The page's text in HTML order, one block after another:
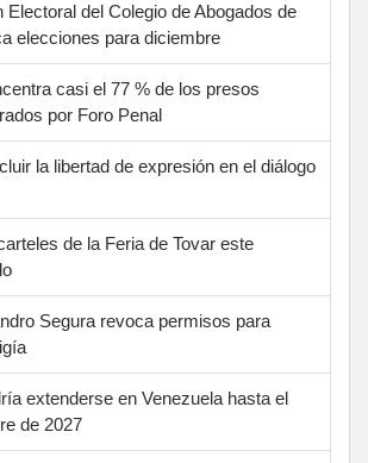
Electoral del Colegio de Abogados de
elecciones para diciembre
casi el 77 % de los presos
por Foro Penal
la libertad de expresión en el diálogo
de la Feria de Tovar este
Segura revoca permisos para
extenderse en Venezuela hasta el
de 2027